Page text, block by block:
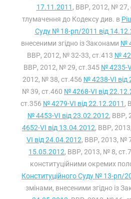
17.11.2011 , ВВР, 2012, № 27,
тлумачення до Кодексу див. в
Суду № 18-рп/2011 від
внесеними згідно із Законами №
ВВР, 2012, № 32-33, ст.413 №
ВВР, 2012, № 29, ст.345 № 4235-
2012, № 38, ст.456 № 4238-VI від
№ 39, ст.460 № 4268-VI від
ст.356 № 4279-VI від 22.12.2011 ,
№ 4453-VI від 23.02.2012, ВВР,
4652-VI від 13.04.2012, ВВР,
VI від 24.04.2012, ВВР, 2013, №
15.05.2012, ВВР, 2013, № 8,
конституційними окремих
Конституційного Суду № 13-рп/
змінами, внесеними згідно із